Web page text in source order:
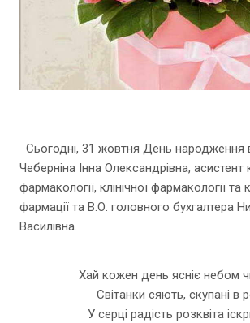
Сьогодні, 31 жовтня День народження
Чеберніна Інна Олександрівна,
фармакології, клінічної фармакології та
фармації та В.О. головного бухгалтера
Василівна.
Хай кожен день ясніє небом
Світанки сяють, скупані в
У серці радість розквіта